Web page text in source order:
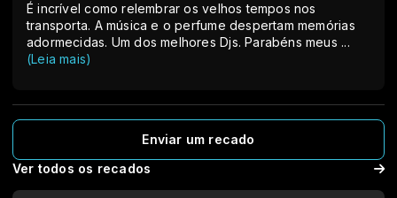
É incrível como relembrar os velhos tempos nos
transporta. A música e o perfume despertam memórias
adormecidas. Um dos melhores Djs. Parabéns meus ...
(Leia mais)
Enviar um recado
Ver todos os recados